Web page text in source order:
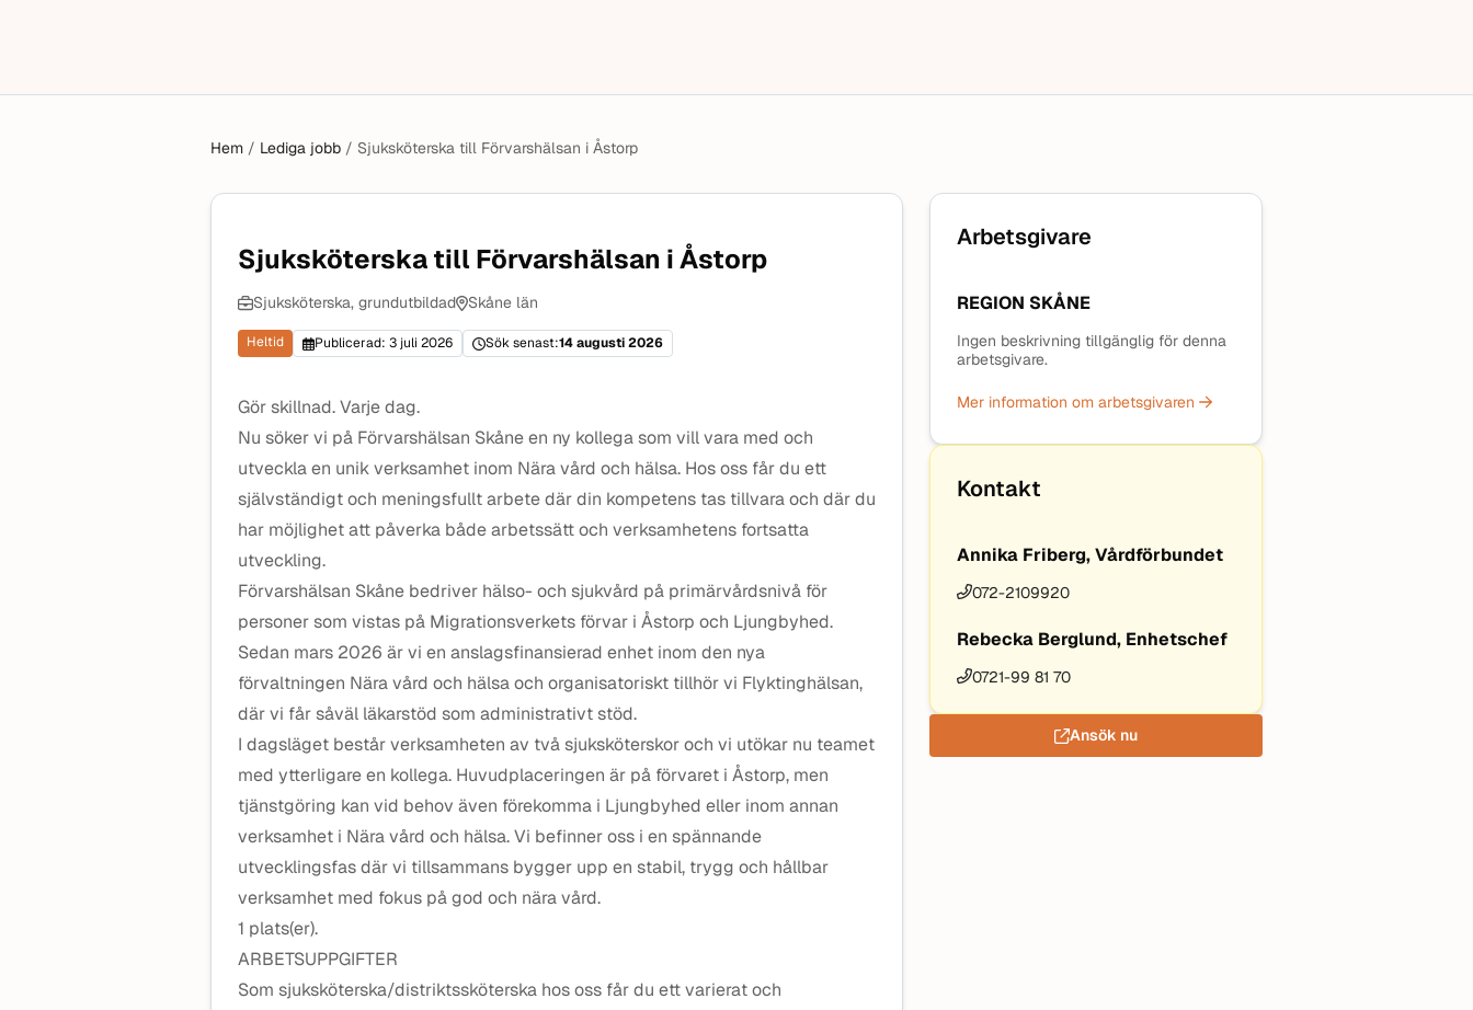
Hem / Lediga jobb / Sjuksköterska till Förvarshälsan i Åstorp
Sjuksköterska till Förvarshälsan i Åstorp
Sjuksköterska, grundutbildad Skåne län
Heltid Publicerad: 3 juli 2026 Sök senast:14 augusti 2026
Gör skillnad. Varje dag.
Nu söker vi på Förvarshälsan Skåne en ny kollega som vill vara med och
utveckla en unik verksamhet inom Nära vård och hälsa. Hos oss får du ett
självständigt och meningsfullt arbete där din kompetens tas tillvara och där du
har möjlighet att påverka både arbetssätt och verksamhetens fortsatta
utveckling.
Förvarshälsan Skåne bedriver hälso- och sjukvård på primärvårdsnivå för
personer som vistas på Migrationsverkets förvar i Åstorp och Ljungbyhed.
Sedan mars 2026 är vi en anslagsfinansierad enhet inom den nya
förvaltningen Nära vård och hälsa och organisatoriskt tillhör vi Flyktinghälsan,
där vi får såväl läkarstöd som administrativt stöd.
I dagsläget består verksamheten av två sjuksköterskor och vi utökar nu teamet
med ytterligare en kollega. Huvudplaceringen är på förvaret i Åstorp, men
tjänstgöring kan vid behov även förekomma i Ljungbyhed eller inom annan
verksamhet i Nära vård och hälsa. Vi befinner oss i en spännande
utvecklingsfas där vi tillsammans bygger upp en stabil, trygg och hållbar
verksamhet med fokus på god och nära vård.
1 plats(er).
ARBETSUPPGIFTER
Som sjuksköterska/distriktssköterska hos oss får du ett varierat och
Arbetsgivare
REGION SKÅNE
Ingen beskrivning tillgänglig för denna
arbetsgivare.
Mer information om arbetsgivaren
Kontakt
Annika Friberg, Vårdförbundet
072-2109920
Rebecka Berglund, Enhetschef
0721-99 81 70
Ansök nu